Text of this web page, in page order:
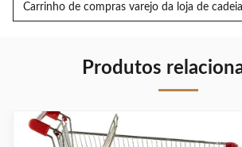
Carrinho de compras varejo da loja de cadeia
Produtos